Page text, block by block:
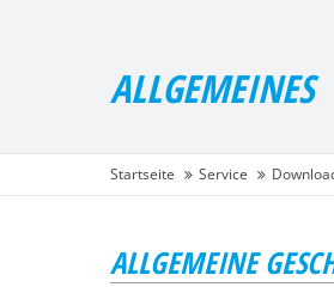
ALLGEMEINES
Startseite Service
ALLGEMEINE